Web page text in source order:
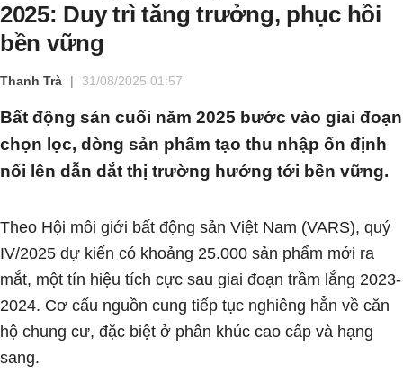
2025: Duy trì tăng trưởng, phục hồi
bền vững
Thanh Trà 31/08/2025 01:57
Bất động sản cuối năm 2025 bước vào giai đoạn
chọn lọc, dòng sản phẩm tạo thu nhập ổn định
nổi lên dẫn dắt thị trường hướng tới bền vững.
Theo Hội môi giới bất động sản Việt Nam (VARS), quý
IV/2025 dự kiến có khoảng 25.000 sản phẩm mới ra
mắt, một tín hiệu tích cực sau giai đoạn trầm lắng 2023-
2024. Cơ cấu nguồn cung tiếp tục nghiêng hẳn về căn
hộ chung cư, đặc biệt ở phân khúc cao cấp và hạng
sang.